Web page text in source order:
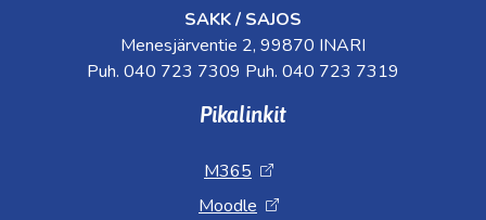
SAKK / SAJOS
Menesjärventie 2, 99870 INARI
Puh. 040 723 7309 Puh. 040 723 7319
Pikalinkit
M365
Moodle